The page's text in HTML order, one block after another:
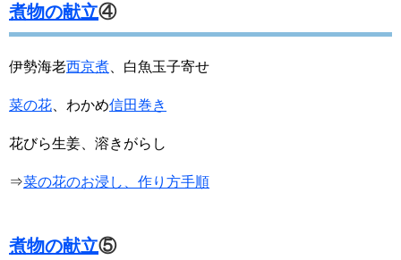
煮物の献立④
伊勢海老西京煮 、白魚玉子寄せ
菜の花 、わかめ信田巻き
花びら生姜、溶きがらし
⇒菜の花のお浸し、作り方手順
煮物の献立⑤